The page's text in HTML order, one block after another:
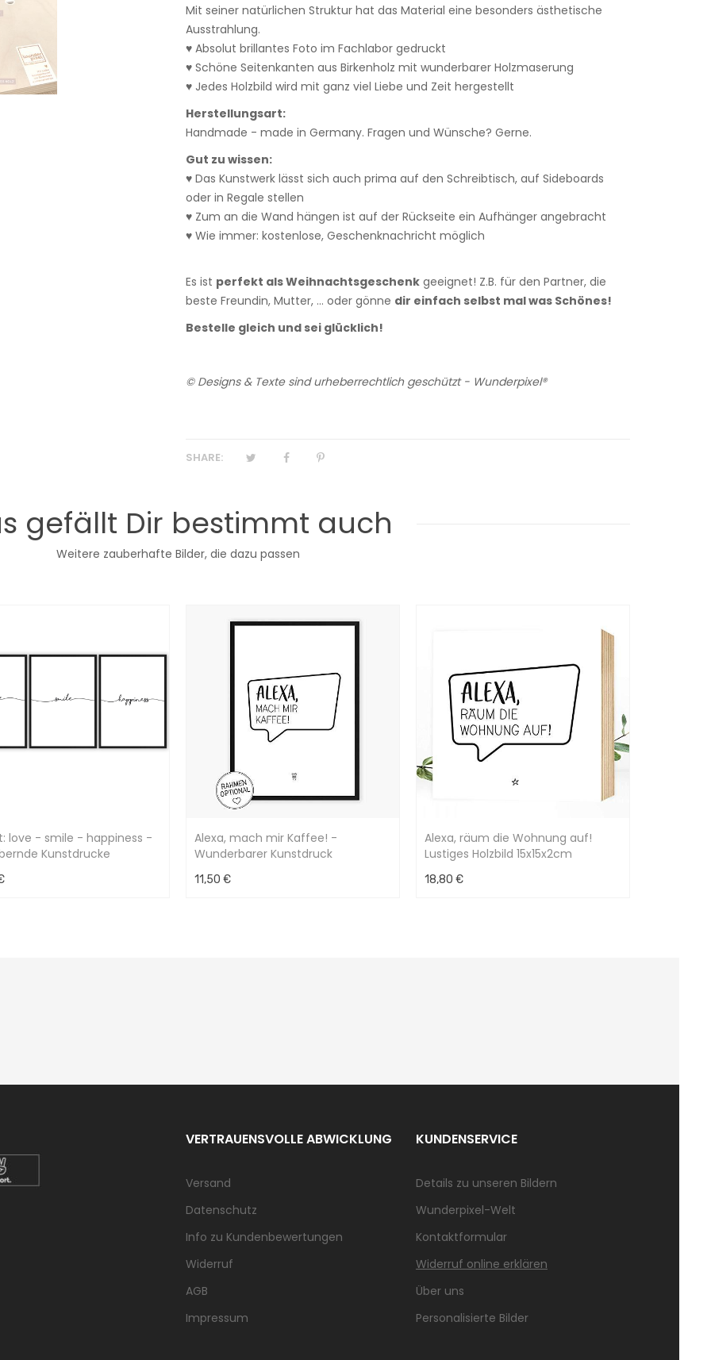
Mit seiner natürlichen Struktur hat das Material eine besonders ästhetische
Ausstrahlung.
♥ Absolut brillantes Foto im Fachlabor gedruckt
♥ Schöne Seitenkanten aus Birkenholz mit wunderbarer Holzmaserung
♥ Jedes Holzbild wird mit ganz viel Liebe und Zeit hergestellt
Herstellungsart:
Handmade - made in Germany. Fragen und Wünsche? Gerne.
Gut zu wissen:
♥ Das Kunstwerk lässt sich auch prima auf den Schreibtisch, auf Sideboards
oder in Regale stellen
♥ Zum an die Wand hängen ist auf der Rückseite ein Aufhänger angebracht
♥ Wie immer: kostenlose, Geschenknachricht möglich
Es ist perfekt als Weihnachtsgeschenk geeignet! Z.B. für den Partner, die
beste Freundin, Mutter, ... oder gönne dir einfach selbst mal was Schönes!
Bestelle gleich und sei glücklich!
© Designs & Texte sind urheberrechtlich geschützt - Wunderpixel®
SHARE:
gefällt Dir bestimmt auch
Weitere zauberhafte Bilder, die dazu passen
love - smile - happiness -
Kunstdrucke
Alexa, mach mir Kaffee! -
Wunderbarer Kunstdruck
11,50 €
Alexa, räum die Wohnung auf!
Lustiges Holzbild 15x15x2cm
18,80 €
VERTRAUENSVOLLE ABWICKLUNG
Versand
Datenschutz
Info zu Kundenbewertungen
Widerruf
AGB
Impressum
KUNDENSERVICE
Details zu unseren Bildern
Wunderpixel-Welt
Kontaktformular
Widerruf online erklären
Über uns
Personalisierte Bilder